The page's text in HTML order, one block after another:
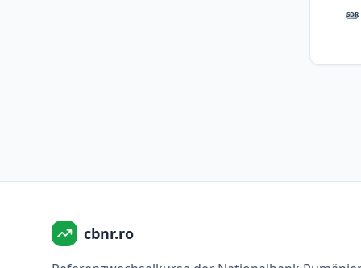
SDR
cbnr.ro